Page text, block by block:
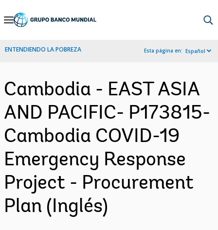
Skip
Navigation
ENTENDIENDO LA POBREZA Esta página en: Español
Cambodia - EAST ASIA
AND PACIFIC- P173815-
Cambodia COVID-19
Emergency Response
Project - Procurement
Plan (Inglés)